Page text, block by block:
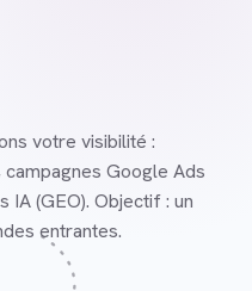
votre visibilité :
Google Ads
(GEO). Objectif : un
entrantes.